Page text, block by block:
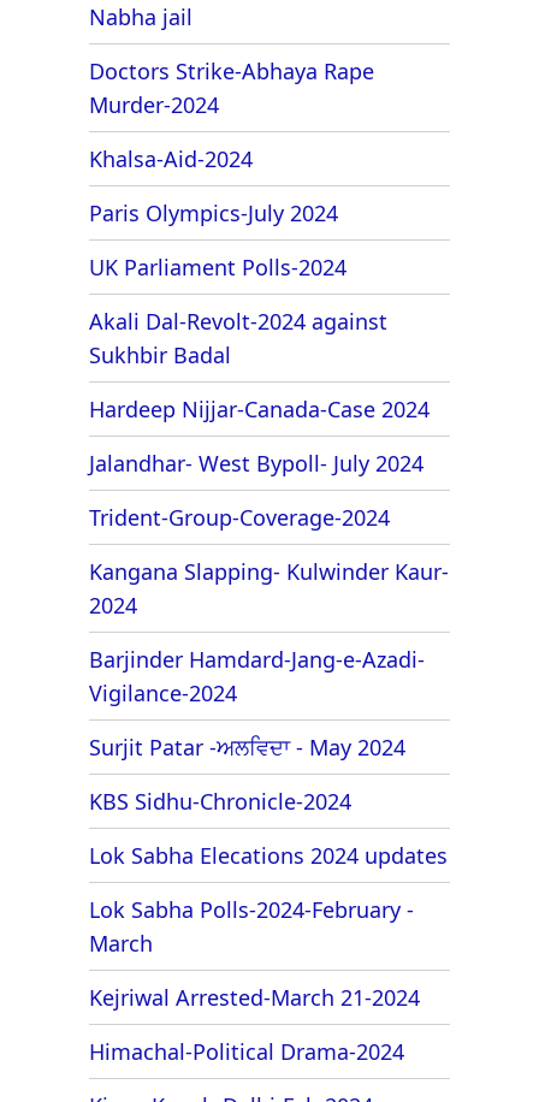
Nabha jail
Doctors Strike-Abhaya Rape
Murder-2024
Khalsa-Aid-2024
Paris Olympics-July 2024
UK Parliament Polls-2024
Akali Dal-Revolt-2024 against
Sukhbir Badal
Hardeep Nijjar-Canada-Case 2024
Jalandhar- West Bypoll- July 2024
Trident-Group-Coverage-2024
Kangana Slapping- Kulwinder Kaur-
2024
Barjinder Hamdard-Jang-e-Azadi-
Vigilance-2024
Surjit Patar -ਅਲਵਿਦਾ - May 2024
KBS Sidhu-Chronicle-2024
Lok Sabha Elecations 2024 updates
Lok Sabha Polls-2024-February -
March
Kejriwal Arrested-March 21-2024
Himachal-Political Drama-2024